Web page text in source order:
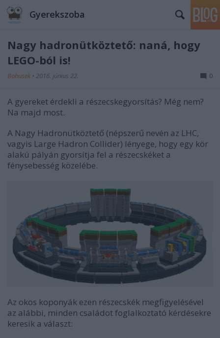
Gyerekszoba
Nagy hadronütköztető: naná, hogy
LEGO-ból is!
Bohusek • 2016. június 22. 0
A gyereket érdekli a részecskegyorsítás? Még nem?
Na majd most.
A Nagy Hadronütköztető (népszerű nevén az LHC,
vagyis Large Hadron Collider) lényege, hogy egy kör
alakú pályán gyorsítja fel a részecskéket a
fénysebesség közelébe.
Az okos koponyák ezen részecskék megfigyelésével
az alábbi, minden családot foglalkoztató kérdésekre
keresik a választ: